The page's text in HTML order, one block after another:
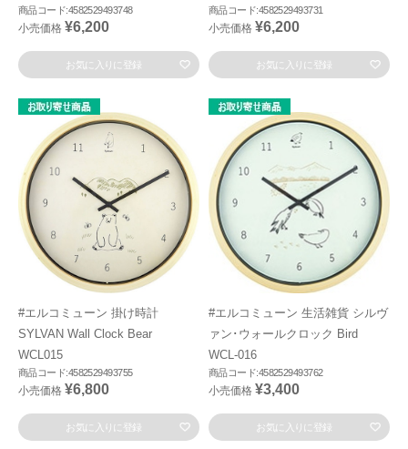
商品コード:4582529493748
小売価格 ¥6,200
お気に入りに登録
商品コード:4582529493731
小売価格 ¥6,200
お気に入りに登録
#エルコミューン 掛け時計
SYLVAN Wall Clock Bear
WCL015
商品コード:4582529493755
小売価格 ¥6,800
お気に入りに登録
#エルコミューン 生活雑貨 シルヴ
ァン･ウォールクロック Bird
WCL-016
商品コード:4582529493762
小売価格 ¥3,400
お気に入りに登録